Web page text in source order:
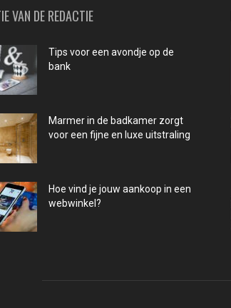
VAN DE REDACTIE
Tips voor een avondje op de
bank
Marmer in de badkamer zorgt
voor een fijne en luxe uitstraling
Hoe vind je jouw aankoop in een
webwinkel?